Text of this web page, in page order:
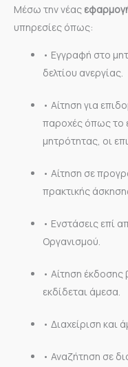
Μέσω την νέας
υπηρεσίες όπως:
• Εγγραφή στο
δελτίου ανεργίας.
• Αίτηση για
παροχές όπως το
μητρότητας, οι
• Αίτηση σε
πρακτικής
• Ενστάσεις επί
Οργανισμού.
• Αίτηση
εκδίδεται άμεσα.
• Διαχείριση και
• Αναζήτηση σε